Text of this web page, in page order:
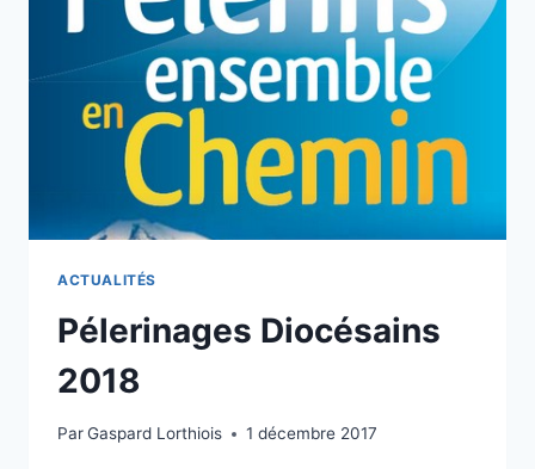
ACTUALITÉS
Pélerinages Diocésains
2018
ParGaspard Lorthiois 1 décembre 2017